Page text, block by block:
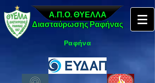
Α.Π.Ο. ΘΥΕΛΛΑ
Διασταύρωσης Ραφήνας
Ραφήνα